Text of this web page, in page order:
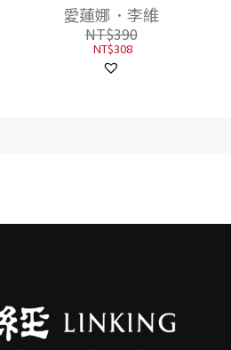
愛蓮娜．李維
NT$390
NT$308